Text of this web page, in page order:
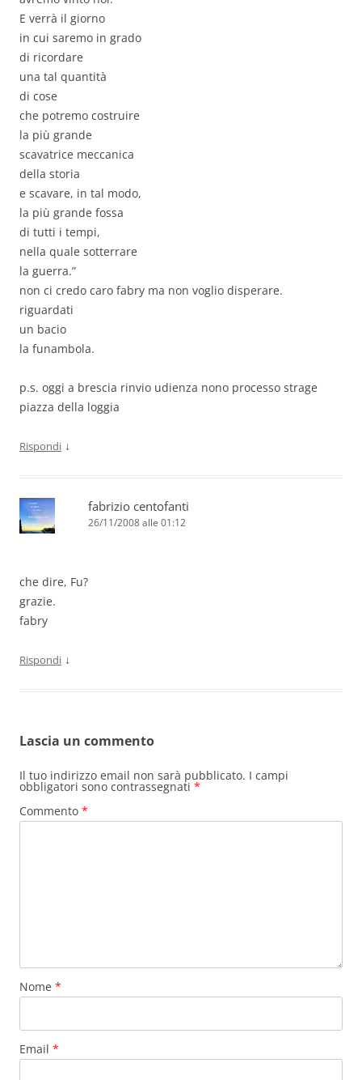
E verrà il giorno
in cui saremo in grado
di ricordare
una tal quantità
di cose
che potremo costruire
la più grande
scavatrice meccanica
della storia
e scavare, in tal modo,
la più grande fossa
di tutti i tempi,
nella quale sotterrare
la guerra.”
non ci credo caro fabry ma non voglio disperare.
riguardati
un bacio
la funambola.
p.s. oggi a brescia rinvio udienza nono processo strage
piazza della loggia
Rispondi ↓
fabrizio centofanti
26/11/2008 alle 01:12
che dire, Fu?
grazie.
fabry
Rispondi ↓
Lascia un commento
Il tuo indirizzo email non sarà pubblicato. I campi
obbligatori sono contrassegnati *
Commento *
Nome *
Email *